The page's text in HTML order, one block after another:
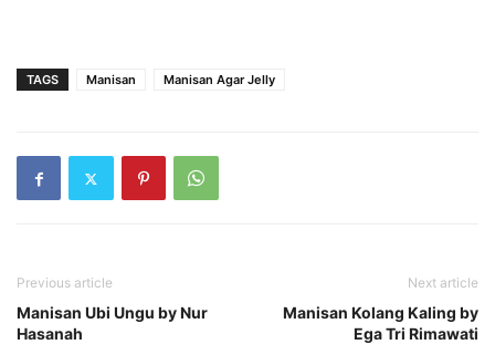
TAGS Manisan Manisan Agar Jelly
Previous article
Manisan Ubi Ungu by Nur
Hasanah
Next article
Manisan Kolang Kaling by
Ega Tri Rimawati